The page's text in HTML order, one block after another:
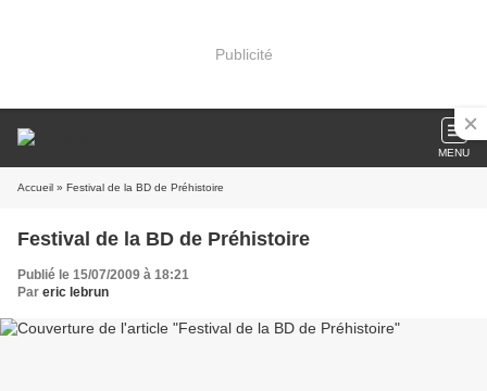
Publicité
MENU
Accueil » Festival de la BD de Préhistoire
Festival de la BD de Préhistoire
Publié le 15/07/2009 à 18:21
Par eric lebrun